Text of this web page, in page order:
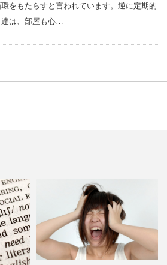
をもたらすと言われています。逆に定期的
達は、部屋も心…